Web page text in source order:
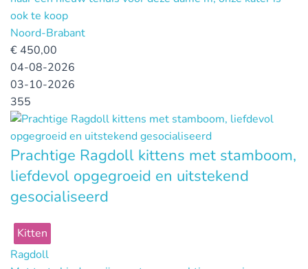
ook te koop
Noord-Brabant
€ 450,00
04-08-2026
03-10-2026
355
Prachtige Ragdoll kittens met stamboom,
liefdevol opgegroeid en uitstekend
gesocialiseerd
Kitten
Ragdoll